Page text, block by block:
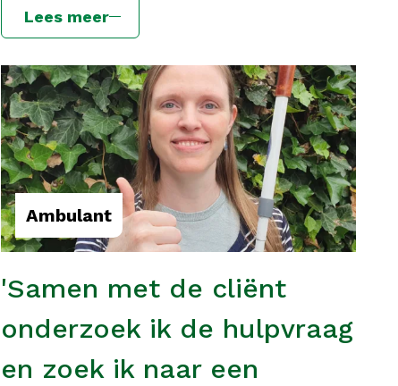
Lees meer
'Samen met de cliënt
onderzoek ik de hulpvraag
en zoek ik naar een
Ambulant